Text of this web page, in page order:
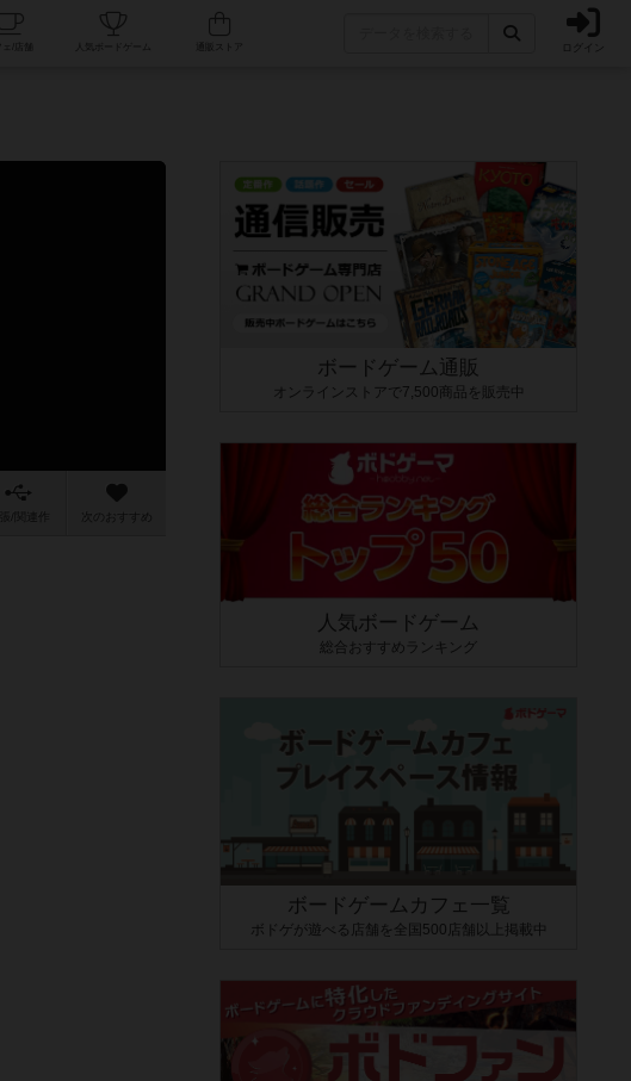
人気ボードゲーム ログイン
作 次のおすすめ
ボードゲーム通販
オンラインストアで7,500商品を販売中
人気ボードゲーム
総合おすすめランキング
ボードゲームカフェ一覧
ボドゲが遊べる店舗を全国500店舗以上掲載中